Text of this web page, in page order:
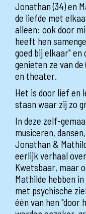
Jonathan (34) en
de liefde met
alleen: ook door
heeft hen
goed bij elkaar"
genieten ze van
en theater.
Het is door lief en
staan waar zij zo
In deze zelf-
musiceren,
Jonathan &
eerlijk verhaal
Kwetsbaar, maar
Mathilde hebben
met psychische
één van hen "door